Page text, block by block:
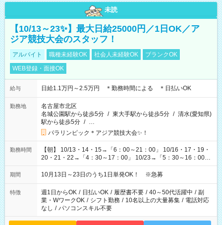
未読
【10/13～23✨】最大日給25000円／1日OK／ア
ジア競技大会のスタッフ！
アルバイト 職種未経験OK 社会人未経験OK
ブランクOK
WEB登録・面接OK
給与 日給1.1万円～2.5万円 ＊勤務時間による ＊日払いOK
勤務地
名古屋市北区
名城公園駅から徒歩5分 / 東大手駅から徒歩5分 / 清水(愛知県)
駅から徒歩5分 / …
パラリンピック＊アジア競技大会✨！
勤務時間
【朝】 10/13・14・15→「6：00～21：00」 10/16・17・19・
20・21・22→「4：30～17：00」 10/23→「5：30～16：00」
【夕方】 10/16・17・19～21→「17：00～26：00」
10/22→「17：00～24：30」 10/23→「16：00～23：00」 ＊
け、夕方だけ、などもOKです！
期間 10月13日～23日のうち1日単発OK！ ※急募
特徴 週1日からOK / 日払いOK / 履歴書不要 / 40～50代活躍中 / 副
業・WワークOK / シフト勤務 / 10名以上の大量募集 / 電話対応
なし / パソコンスキル不要